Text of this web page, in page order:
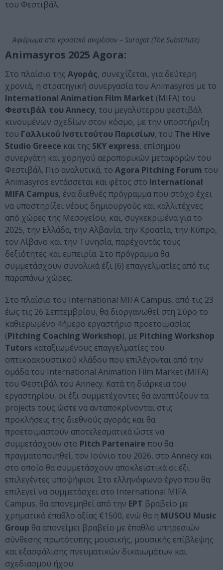
του Φεστιβάλ.
Αφιέρωμα στο κροατικό ανιμέισον – Surogat (The Substitute)
Animasyros 2025 Agora:
Στο πλαίσιο της Αγοράς, συνεχίζεται, για δεύτερη
χρονιά, η στρατηγική συνεργασία του Animasyros με το
International Animation Film Market (MIFA) του
Φεστιβάλ του Annecy, του μεγαλύτερου φεστιβάλ
κινουμένων σχεδίων στον κόσμο, με την υποστήριξη
του Γαλλικού Ινστιτούτου Παρισίων, του The Hive
Studio Greece και της SKY express, επίσημου
συνεργάτη και χορηγού αεροπορικών μεταφορών του
Φεστιβάλ. Πιο αναλυτικά, το Agora Pitching Forum του
Animasyros εντάσσεται και φέτος στο International
MIFA Campus, ένα διεθνές πρόγραμμα που στόχο έχει
να υποστηρίξει νέους δημιουργούς και καλλιτέχνες
από χώρες της Μεσογείου, και, συγκεκριμένα για το
2025, την Ελλάδα, την Αλβανία, την Κροατία, την Κύπρο,
τον Λίβανο και την Τυνησία, παρέχοντάς τους
δεξιότητες και εμπειρία. Στο πρόγραμμα θα
συμμετάσχουν συνολικά έξι (6) επαγγελματίες από τις
παραπάνω χώρες.
Στο πλαίσιο του International MIFA Campus, από τις 23
έως τις 26 Σεπτεμβρίου, θα διοργανωθεί στη Σύρο το
καθιερωμένο 4ήμερο εργαστήριο προετοιμασίας
(Pitching Coaching Workshop), με Pitching Workshop
Tutors καταξιωμένους επαγγελματίες του
οπτικοακουστικού κλάδου που επιλέγονται από την
ομάδα του International Animation Film Market (MIFA)
του Φεστιβάλ του Annecy. Κατά τη διάρκεια του
εργαστηρίου, οι έξι συμμετέχοντες θα αναπτύξουν τα
projects τους ώστε να ανταποκρίνονται στις
προκλήσεις της διεθνούς αγοράς και θα
προετοιμαστούν αποτελεσματικά ώστε να
συμμετάσχουν στο Pitch Partenaire που θα
πραγματοποιηθεί, τον Ιούνιο του 2026, στο Annecy και
στο οποίο θα συμμετάσχουν αποκλειστικά οι έξι
επιλεγέντες υποψήφιοι. Στο ελληνόφωνο έργο που θα
επιλεγεί να συμμετάσχει στο International MIFA
Campus, θα απονεμηθεί από την ΕΡΤ βραβείο με
χρηματικό έπαθλο αξίας €1500, ενώ θα η MUSOU Music
Group θα απονείμει βραβείο με έπαθλο υπηρεσιών
σύνθεσης πρωτότυπης μουσικής, μουσικής επίβλεψης
και εξασφάλισης πνευματικών δικαιωμάτων και
σχεδιασμού ήχου.